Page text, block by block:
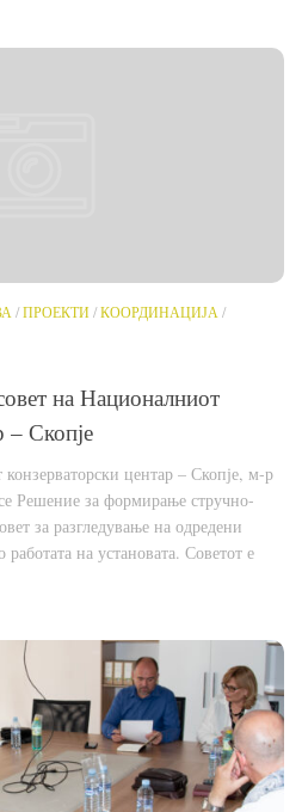
/ПРОЕКТИ/КООРДИНАЦИЈА/
на Националниот
– Скопје
центар – Скопје, м-р
Решение за формирање стручно-
за разгледување на одредени
на установата. Советот е